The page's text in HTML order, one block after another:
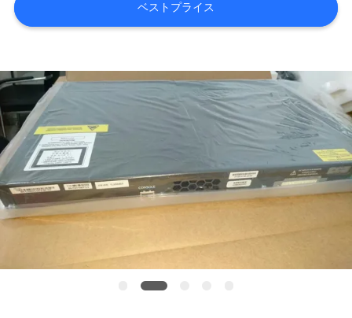
工
ツ
ア
ー
品
質
管
ベストプライス